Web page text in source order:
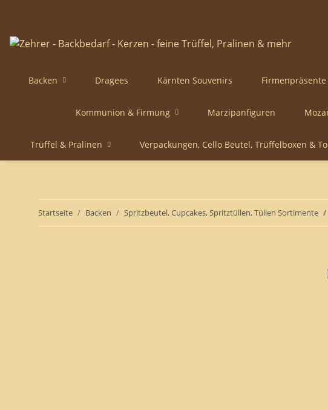
Backen Dragees Kärnten Souvenirs
Kommunion & Firmung Marzipanfiguren
Trüffel & Pralinen Verpackungen, Cello Beutel, Trüffelboxen &
Startseite Backen Spritzbeutel, Cupcakes, Spritztüllen, Tüllen Sortimente